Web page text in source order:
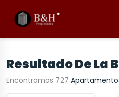
Resultado De La
Encontramos 727